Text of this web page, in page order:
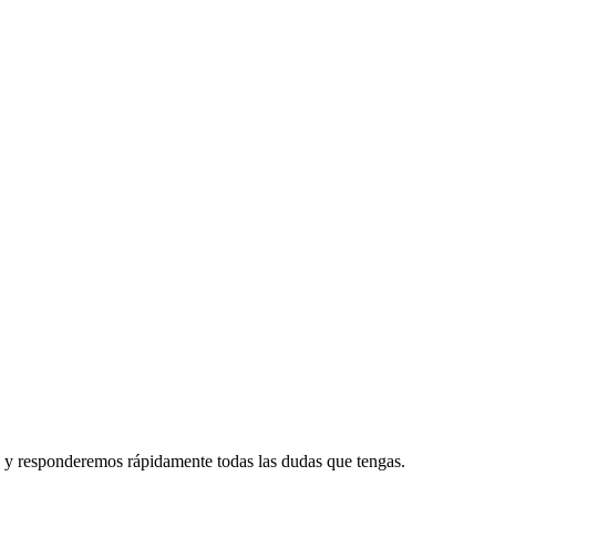
rápidamente todas las dudas que tengas.